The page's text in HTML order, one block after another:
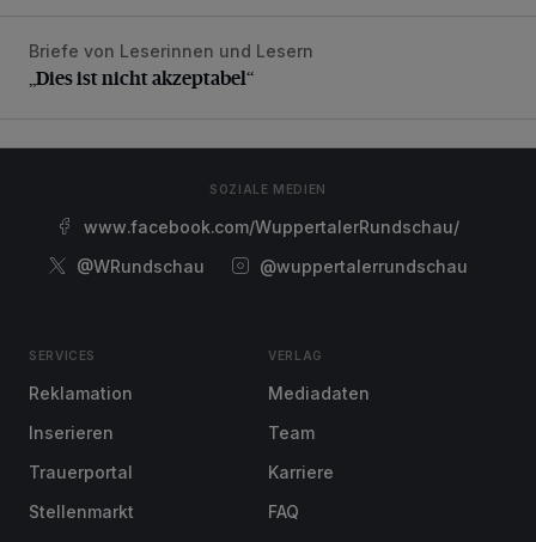
„Dies ist nicht akzeptabel“
Briefe von Leserinnen und Lesern
„Dies ist nicht akzeptabel“
SOZIALE MEDIEN
www.facebook.com/WuppertalerRundschau/
@WRundschau
@wuppertalerrundschau
SERVICES
Reklamation
Inserieren
Trauerportal
Stellenmarkt
VERLAG
Mediadaten
Team
Karriere
FAQ